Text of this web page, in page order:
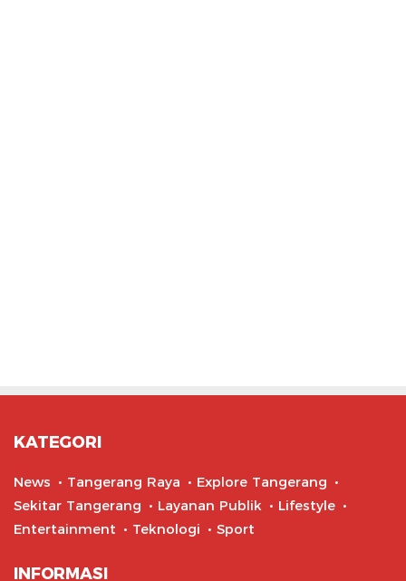
KATEGORI
News Tangerang Raya
Explore Tangerang
Sekitar Tangerang
Layanan Publik
Lifestyle
Entertainment
Teknologi Sport
INFORMASI